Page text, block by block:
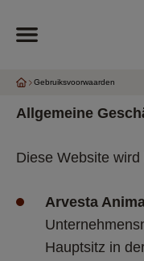
Gebruiksvoorwaarden
Allgemeine
Diese Website
Arvesta
Hauptsitz in